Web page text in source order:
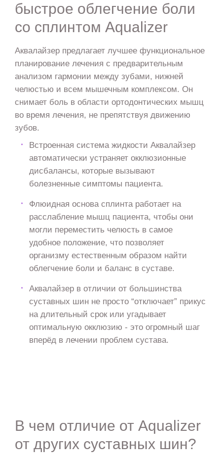
быстрое облегчение боли
со сплинтом Aqualizer
Аквалайзер предлагает лучшее функциональное
планирование лечения с предварительным
анализом гармонии между зубами, нижней
челюстью и всем мышечным комплексом. Он
снимает боль в области ортодонтических мышц
во время лечения, не препятствуя движению
зубов.
Встроенная система жидкости Аквалайзер
автоматически устраняет окклюзионные
дисбалансы, которые вызывают
болезненные симптомы пациента.
Флюидная основа сплинта работает на
расслабление мышц пациента, чтобы они
могли переместить челюсть в самое
удобное положение, что позволяет
организму естественным образом найти
облегчение боли и баланс в суставе.
Аквалайзер в отличии от большинства
суставных шин не просто “отключает” прикус
на длительный срок или угадывает
оптимальную окклюзию - это огромный шаг
вперёд в лечении проблем сустава.
В чем отличие от Aqualizer
от других суставных шин?